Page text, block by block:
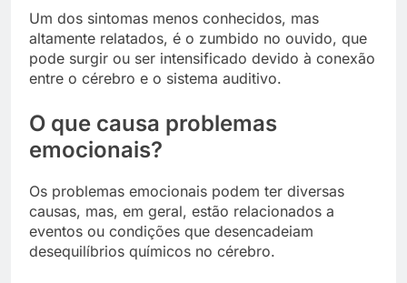
Um dos sintomas menos conhecidos, mas
altamente relatados, é o zumbido no ouvido, que
pode surgir ou ser intensificado devido à conexão
entre o cérebro e o sistema auditivo.
O que causa problemas
emocionais?
Os problemas emocionais podem ter diversas
causas, mas, em geral, estão relacionados a
eventos ou condições que desencadeiam
desequilíbrios químicos no cérebro.